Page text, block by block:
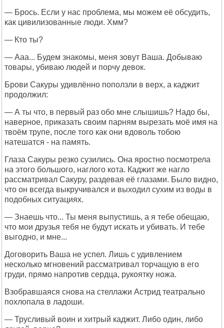
— Брось. Если у нас проблема, мы можем её обсудить,
как цивилизованные люди. Хмм?
— Кто ты?
— Ааа... Будем знакомы, меня зовут Ваша. Добываю
товары, убиваю людей и порчу девок.
Брови Сакуры удивлённо поползли в верх, а каджит
продолжил:
— А ты что, в первый раз обо мне слышишь? Надо бы,
наверное, приказать своим парням вырезать моё имя на
твоём трупе, после того как они вдоволь тобою
натешатся - на память.
Глаза Сакуры резко сузились. Она яростно посмотрела
на этого большого, наглого кота. Каджит же нагло
рассматривал Сакуру, раздевая её глазами. Было видно,
что он всегда выкручивался и выходил сухим из воды в
подобных ситуациях.
— Знаешь что... Ты меня выпустишь, а я тебе обещаю,
что мои друзья тебя не будут искать и убивать. И тебе
выгодно, и мне...
Договорить Ваша не успел. Лишь с удивлением
несколько мгновений рассматривал торчащую в его
груди, прямо напротив сердца, рукоятку ножа.
Взобравшаяся снова на стеллажи Астрид театрально
похлопала в ладоши.
— Трусливый воин и хитрый каджит. Либо один, либо